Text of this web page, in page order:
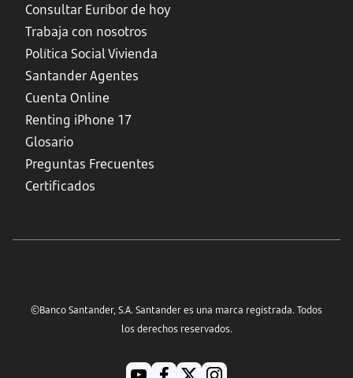
Consultar Euríbor de hoy
Trabaja con nosotros
Política Social Vivienda
Santander Agentes
Cuenta Online
Renting iPhone 17
Glosario
Preguntas Frecuentes
Certificados
©Banco Santander, S.A. Santander es una marca registrada. Todos
los derechos reservados.